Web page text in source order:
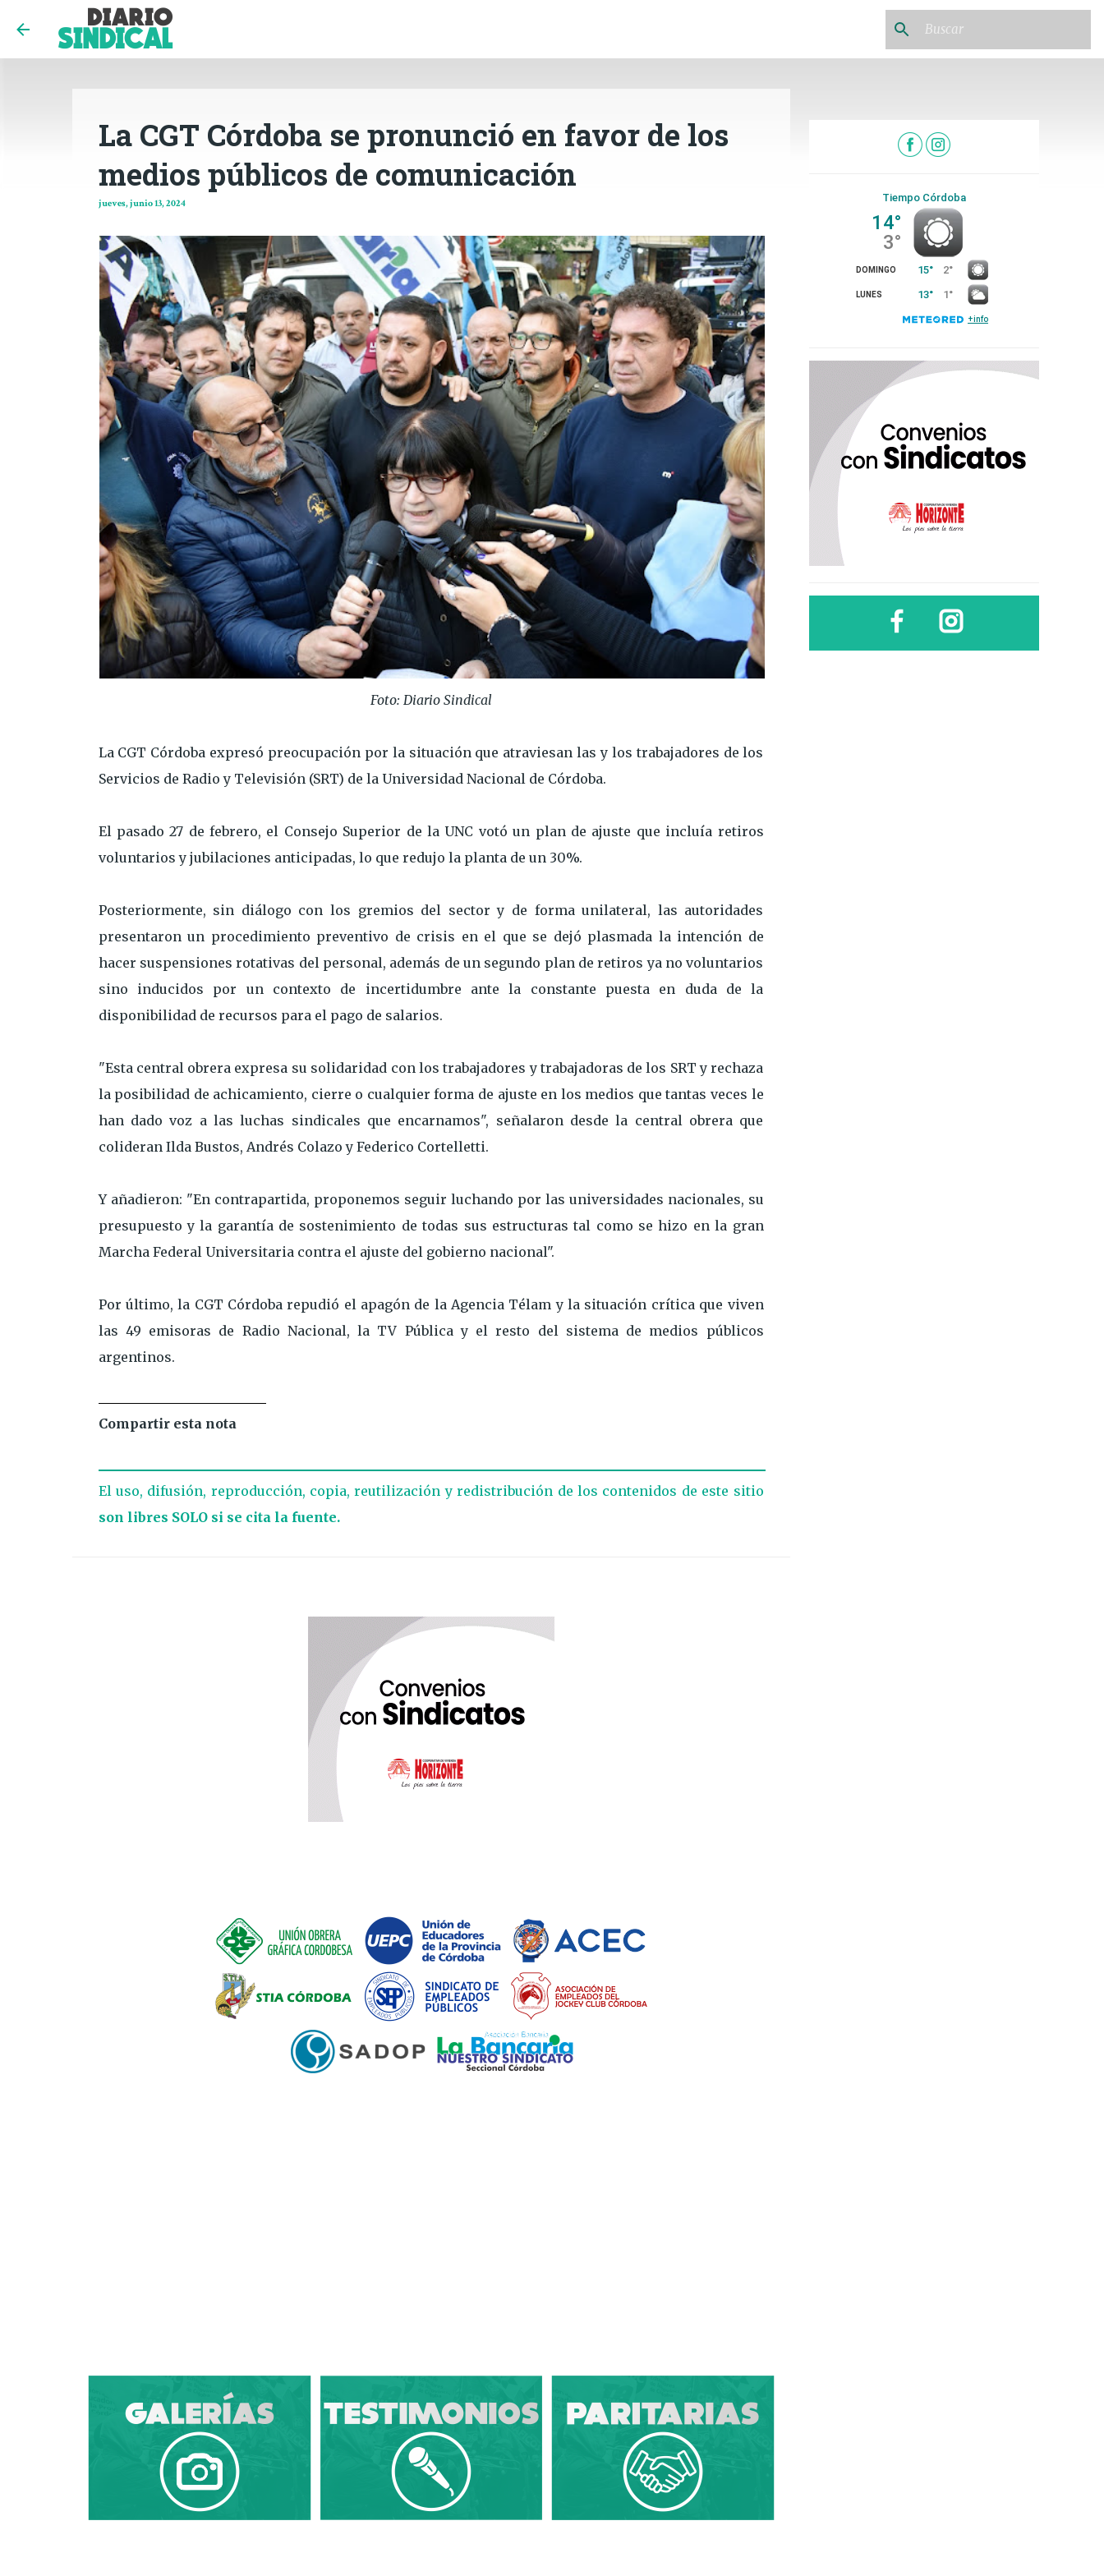
La CGT Córdoba se pronunció en favor de los
medios públicos de comunicación
jueves, junio 13, 2024
Foto: Diario Sindical
La CGT Córdoba expresó preocupación por la situación que atraviesan las y los trabajadores de los
Servicios de Radio y Televisión (SRT) de la Universidad Nacional de Córdoba.
El pasado 27 de febrero, el Consejo Superior de la UNC votó un plan de ajuste que incluía retiros
voluntarios y jubilaciones anticipadas, lo que redujo la planta de un 30%.
Posteriormente, sin diálogo con los gremios del sector y de forma unilateral, las autoridades
presentaron un procedimiento preventivo de crisis en el que se dejó plasmada la intención de
hacer suspensiones rotativas del personal, además de un segundo plan de retiros ya no voluntarios
sino inducidos por un contexto de incertidumbre ante la constante puesta en duda de la
disponibilidad de recursos para el pago de salarios.
"Esta central obrera expresa su solidaridad con los trabajadores y trabajadoras de los SRT y rechaza
la posibilidad de achicamiento, cierre o cualquier forma de ajuste en los medios que tantas veces le
han dado voz a las luchas sindicales que encarnamos", señalaron desde la central obrera que
colideran Ilda Bustos, Andrés Colazo y Federico Cortelletti.
Y añadieron: "En contrapartida, proponemos seguir luchando por las universidades nacionales, su
presupuesto y la garantía de sostenimiento de todas sus estructuras tal como se hizo en la gran
Marcha Federal Universitaria contra el ajuste del gobierno nacional".
Por último, la CGT Córdoba repudió el apagón de la Agencia Télam y la situación crítica que viven
las 49 emisoras de Radio Nacional, la TV Pública y el resto del sistema de medios públicos
argentinos.
Compartir esta nota
El uso, difusión, reproducción, copia, reutilización y redistribución de los contenidos de este sitio
son libres SOLO si se cita la fuente.